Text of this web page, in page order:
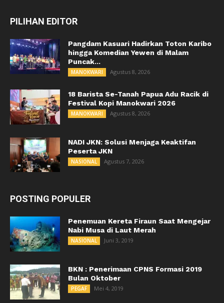
PILIHAN EDITOR
Pangdam Kasuari Hadirkan Toton Karibo
hingga Komedian Yewen di Malam
Puncak...
MANOKWARI Agustus 8, 2026
18 Barista Se-Tanah Papua Adu Racik di
Festival Kopi Manokwari 2026
MANOKWARI Agustus 8, 2026
NADI JKN: Solusi Menjaga Keaktifan
Peserta JKN
NASIONAL Agustus 7, 2026
POSTING POPULER
Penemuan Kereta Firaun Saat Mengejar
Nabi Musa di Laut Merah
NASIONAL Juni 3, 2019
BKN : Penerimaan CPNS Formasi 2019
Bulan Oktober
PEGAF Mei 4, 2019